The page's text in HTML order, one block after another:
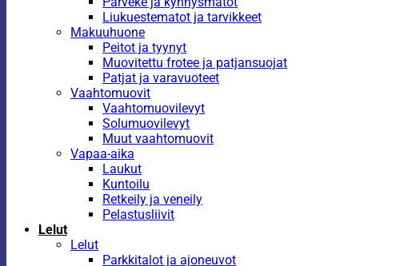
Liukuestematot ja tarvikkeet
Makuuhuone
Peitot ja tyynyt
Muovitettu frotee ja patjansuojat
Patjat ja varavuoteet
Vaahtomuovit
Vaahtomuovilevyt
Solumuovilevyt
Muut vaahtomuovit
Vapaa-aika
Laukut
Kuntoilu
Retkeily ja veneily
Pelastusliivit
Lelut
Lelut
Parkkitalot ja ajoneuvot